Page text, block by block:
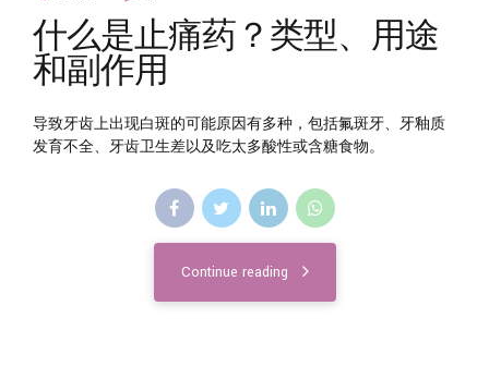
什么是止痛药？类型、用途
和副作用
导致牙齿上出现白斑的可能原因有多种，包括氟斑牙、牙釉质
发育不全、牙齿卫生差以及吃太多酸性或含糖食物。
Continue reading